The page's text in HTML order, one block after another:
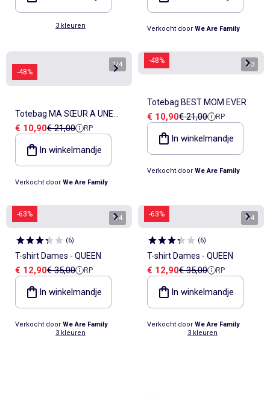
3 kleuren Verkocht door We Are Family
-48%
1/4
Totebag MA SŒUR A UNE
SŒUR MERVEILLEUSE
Verkoopprijs
€ 10,90Referentieprijs
€ 21,00 RP
In winkelmandje
Verkocht door We Are Family
-48% 1/3
Totebag BEST MOM EVER
Verkoopprijs
€ 10,90Referentieprijs
€ 21,00 RP
In winkelmandje
Verkocht door We Are Family
-63% 1/4
(6)
T-shirt Dames - QUEEN
Verkoopprijs
€ 12,90Referentieprijs
€ 35,00 RP
In winkelmandje
Verkocht door We Are Family
3 kleuren
-63% 1/4
(6)
T-shirt Dames - QUEEN
Verkoopprijs
€ 12,90Referentieprijs
€ 35,00 RP
In winkelmandje
Verkocht door We Are Family
3 kleuren